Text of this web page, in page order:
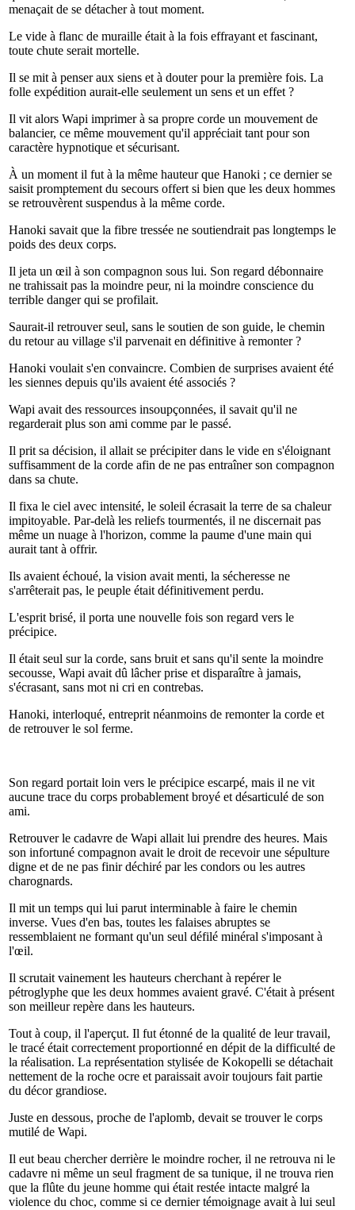
menaçait de se détacher à tout moment.
Le vide à flanc de muraille était à la fois effrayant et fascinant,
toute chute serait mortelle.
Il se mit à penser aux siens et à douter pour la première fois. La
folle expédition aurait-elle seulement un sens et un effet ?
Il vit alors Wapi imprimer à sa propre corde un mouvement de
balancier, ce même mouvement qu'il appréciait tant pour son
caractère hypnotique et sécurisant.
À un moment il fut à la même hauteur que Hanoki ; ce dernier se
saisit promptement du secours offert si bien que les deux hommes
se retrouvèrent suspendus à la même corde.
Hanoki savait que la fibre tressée ne soutiendrait pas longtemps le
poids des deux corps.
Il jeta un œil à son compagnon sous lui. Son regard débonnaire
ne trahissait pas la moindre peur, ni la moindre conscience du
terrible danger qui se profilait.
Saurait-il retrouver seul, sans le soutien de son guide, le chemin
du retour au village s'il parvenait en définitive à remonter ?
Hanoki voulait s'en convaincre. Combien de surprises avaient été
les siennes depuis qu'ils avaient été associés ?
Wapi avait des ressources insoupçonnées, il savait qu'il ne
regarderait plus son ami comme par le passé.
Il prit sa décision, il allait se précipiter dans le vide en s'éloignant
suffisamment de la corde afin de ne pas entraîner son compagnon
dans sa chute.
Il fixa le ciel avec intensité, le soleil écrasait la terre de sa chaleur
impitoyable. Par-delà les reliefs tourmentés, il ne discernait pas
même un nuage à l'horizon, comme la paume d'une main qui
aurait tant à offrir.
Ils avaient échoué, la vision avait menti, la sécheresse ne
s'arrêterait pas, le peuple était définitivement perdu.
L'esprit brisé, il porta une nouvelle fois son regard vers le
précipice.
Il était seul sur la corde, sans bruit et sans qu'il sente la moindre
secousse, Wapi avait dû lâcher prise et disparaître à jamais,
s'écrasant, sans mot ni cri en contrebas.
Hanoki, interloqué, entreprit néanmoins de remonter la corde et
de retrouver le sol ferme.
Son regard portait loin vers le précipice escarpé, mais il ne vit
aucune trace du corps probablement broyé et désarticulé de son
ami.
Retrouver le cadavre de Wapi allait lui prendre des heures. Mais
son infortuné compagnon avait le droit de recevoir une sépulture
digne et de ne pas finir déchiré par les condors ou les autres
charognards.
Il mit un temps qui lui parut interminable à faire le chemin
inverse. Vues d'en bas, toutes les falaises abruptes se
ressemblaient ne formant qu'un seul défilé minéral s'imposant à
l'œil.
Il scrutait vainement les hauteurs cherchant à repérer le
pétroglyphe que les deux hommes avaient gravé. C'était à présent
son meilleur repère dans les hauteurs.
Tout à coup, il l'aperçut. Il fut étonné de la qualité de leur travail,
le tracé était correctement proportionné en dépit de la difficulté de
la réalisation. La représentation stylisée de Kokopelli se détachait
nettement de la roche ocre et paraissait avoir toujours fait partie
du décor grandiose.
Juste en dessous, proche de l'aplomb, devait se trouver le corps
mutilé de Wapi.
Il eut beau chercher derrière le moindre rocher, il ne retrouva ni le
cadavre ni même un seul fragment de sa tunique, il ne trouva rien
que la flûte du jeune homme qui était restée intacte malgré la
violence du choc, comme si ce dernier témoignage avait à lui seul